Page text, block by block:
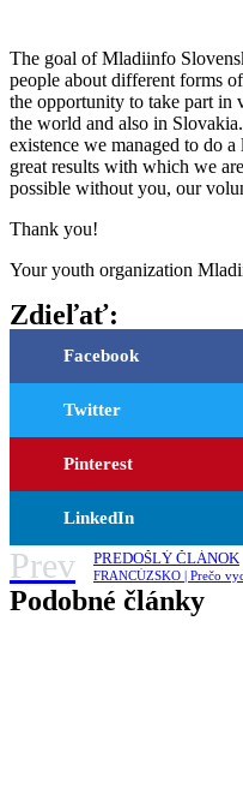
The goal of Mladiinfo
people about different forms
the opportunity to take part in
the world and also in
existence we managed to do
great results with which we
possible without you, our
Thank you!
Your youth organization
Zdieľať:
Facebook
Twitter
Pinterest
LinkedIn
Prev PREDOŠLÝ ČLÁNOK
Podobné články